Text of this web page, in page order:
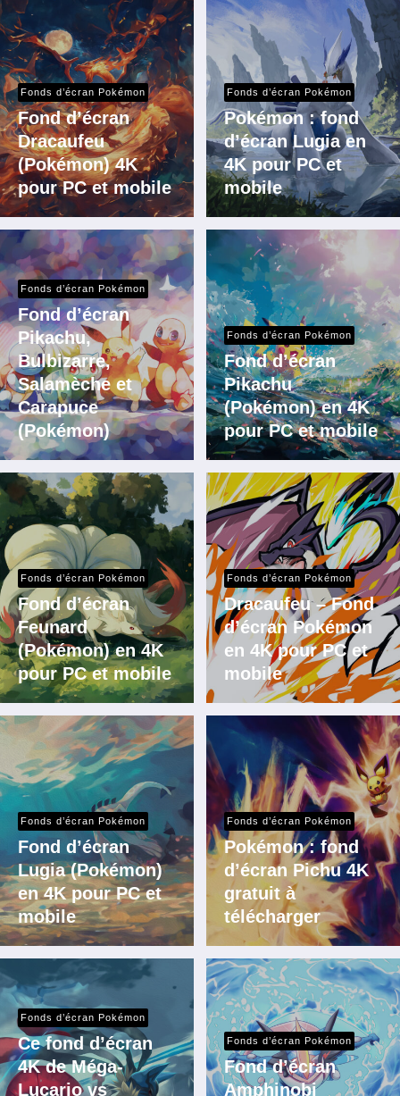
Fonds d’écran Pokémon
Fond d’écran
Dracaufeu
(Pokémon) 4K
pour PC et mobile
Fonds d’écran Pokémon
Pokémon : fond
d’écran Lugia en
4K pour PC et
mobile
Fonds d’écran Pokémon
Fond d’écran
Pikachu,
Bulbizarre,
Salamèche et
Carapuce
(Pokémon)
Fonds d’écran Pokémon
Fond d’écran
Pikachu
(Pokémon) en 4K
pour PC et mobile
Fonds d’écran Pokémon
Fond d’écran
Feunard
(Pokémon) en 4K
pour PC et mobile
Fonds d’écran Pokémon
Dracaufeu – Fond
d’écran Pokémon
en 4K pour PC et
mobile
Fonds d’écran Pokémon
Fond d’écran
Lugia (Pokémon)
en 4K pour PC et
mobile
Fonds d’écran Pokémon
Pokémon : fond
d’écran Pichu 4K
gratuit à
télécharger
Fonds d’écran Pokémon
Ce fond d’écran
4K de Méga-
Lucario vs
Fonds d’écran Pokémon
Fond d’écran
Amphinobi